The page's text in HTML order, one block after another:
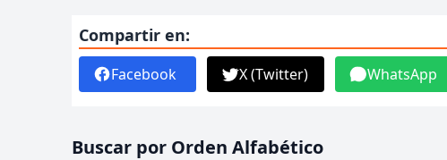
Compartir en:
Facebook X (Twitter) WhatsApp
Buscar por Orden Alfabético